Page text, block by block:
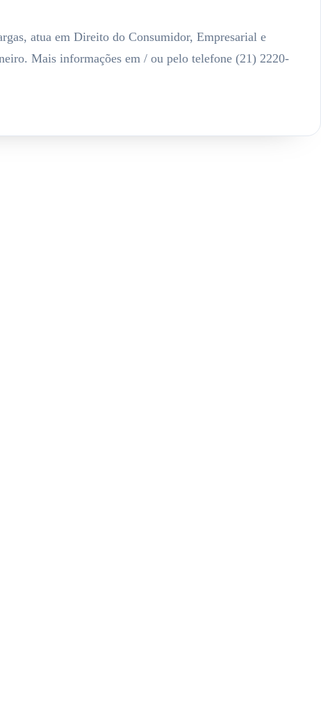
atua em Direito do Consumidor, Empresarial e
Mais informações em / ou pelo telefone (21) 2220-